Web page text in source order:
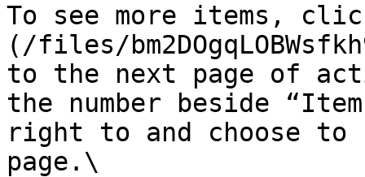
To see more items,
(/files/
to the next page of
the number beside
right to and choose to
page.\